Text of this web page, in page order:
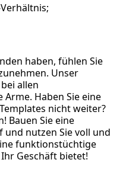
haben, fühlen Sie
Unser
allen
Haben Sie eine
nicht weiter?
Bauen Sie eine
nutzen Sie voll und
funktionstüchtige
Geschäft bietet!